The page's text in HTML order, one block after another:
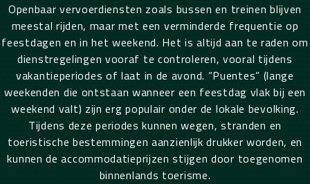
Openbaar vervoerdiensten zoals bussen en treinen blijven
meestal rijden, maar met een verminderde frequentie op
feestdagen en in het weekend. Het is altijd aan te raden om
dienstregelingen vooraf te controleren, vooral tijdens
vakantieperiodes of laat in de avond. “Puentes” (lange
weekenden die ontstaan wanneer een feestdag vlak bij een
weekend valt) zijn erg populair onder de lokale bevolking.
Tijdens deze periodes kunnen wegen, stranden en
toeristische bestemmingen aanzienlijk drukker worden, en
kunnen de accommodatieprijzen stijgen door toegenomen
binnenlands toerisme.